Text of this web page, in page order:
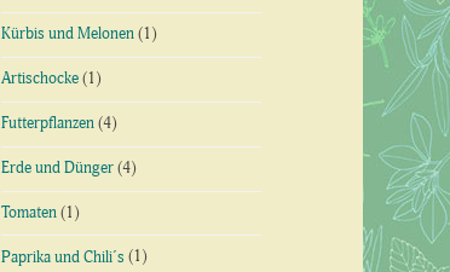
Kürbis und Melonen (1)
Artischocke (1)
Futterpflanzen (4)
Erde und Dünger (4)
Tomaten (1)
Paprika und Chili´s (1)